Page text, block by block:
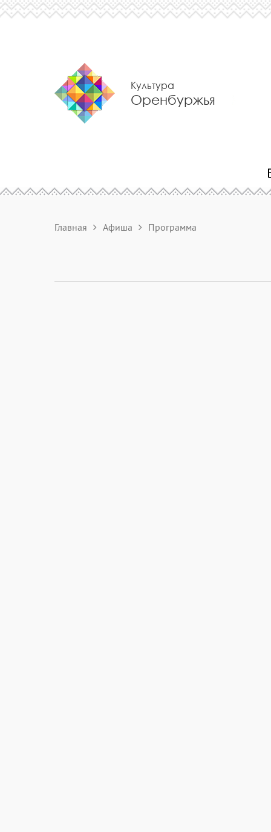
Культура
Оренбуржья
Главная Афиша Программа